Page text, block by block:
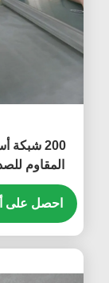
200 شبكة
المقاوم
استخدام
الصناعة
احصل على